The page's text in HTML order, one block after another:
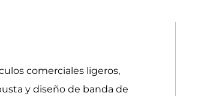
comerciales ligeros,
y diseño de banda de